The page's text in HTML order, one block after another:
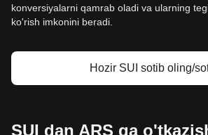
konversiyalarni qamrab oladi va ularning
ko'rish imkonini beradi.
Hozir SUI sotib oling/
SUI dan ARS ga